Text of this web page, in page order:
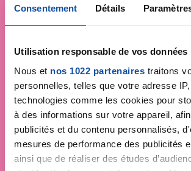
Consentement Détails
Utilisation responsable de vos données
Nous et nos 1022 partenaires traitons
personnelles, telles que votre adresse
technologies comme les cookies pour
à des informations sur votre appareil,
publicités et du contenu personnalisés,
mesures de performance des publicités
ainsi que de réaliser des études